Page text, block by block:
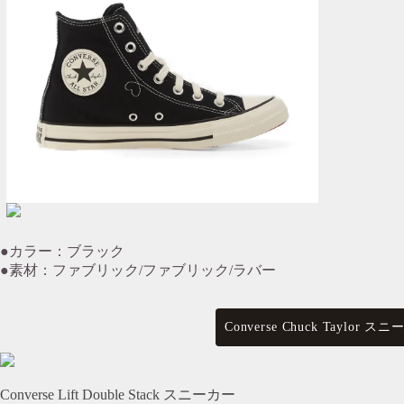
●カラー：ブラック
●素材：ファブリック/ファブリック/ラバー
Converse Chuck Taylor スニ
Converse Lift Double Stack スニーカー